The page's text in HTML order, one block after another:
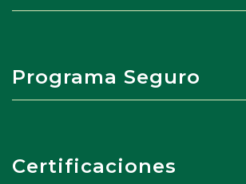
Programa Seguro
Certificaciones